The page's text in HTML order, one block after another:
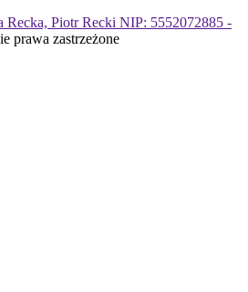
Piotr Recki NIP: 5552072885 -
prawa zastrzeżone